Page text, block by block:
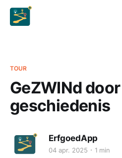
TOUR
GeZWINd
geschiedenis
ErfgoedApp
04 apr. 2025 1 min